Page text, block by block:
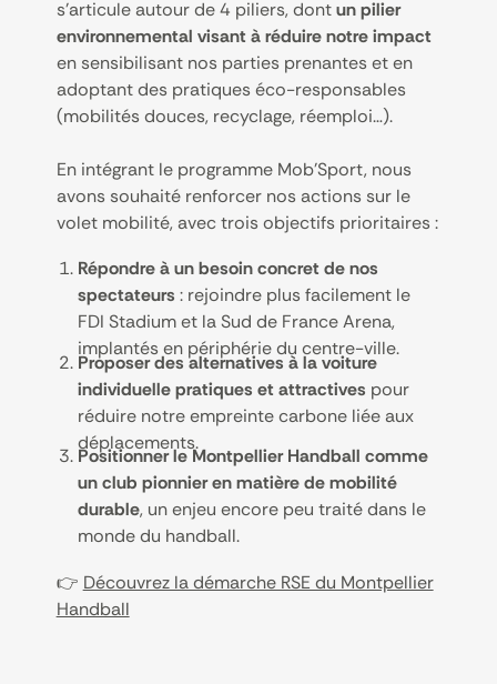
s’articule autour de 4 piliers, dontun pilier
environnemental visant à réduire notre impact
en sensibilisant nos parties prenantes et en
adoptant des pratiques éco-responsables
(mobilités douces, recyclage, réemploi…).
En intégrant le programme Mob’Sport, nous
avons souhaité renforcer nos actions sur le
volet mobilité, avec trois objectifs prioritaires :
Répondre à un besoin concret de nos
spectateurs : rejoindre plus facilement le
FDI Stadium et la Sud de France Arena,
implantés en périphérie du centre-ville.
Proposer des alternatives à la voiture
individuelle pratiques et attractives pour
réduire notre empreinte carbone liée aux
déplacements.
Positionner le Montpellier Handball comme
un club pionnier en matière de mobilité
durable, un enjeu encore peu traité dans le
monde du handball.
👉 Découvrez la démarche RSE du Montpellier
Handball